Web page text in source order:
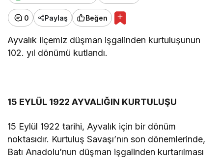
0 Paylaş Beğen
Ayvalık ilçemiz düşman işgalinden kurtuluşunun
102. yıl dönümü kutlandı.
15 EYLÜL 1922 AYVALIĞIN KURTULUŞU
15 Eylül 1922 tarihi, Ayvalık için bir dönüm
noktasıdır. Kurtuluş Savaşı’nın son dönemlerinde,
Batı Anadolu’nun düşman işgalinden kurtarılması